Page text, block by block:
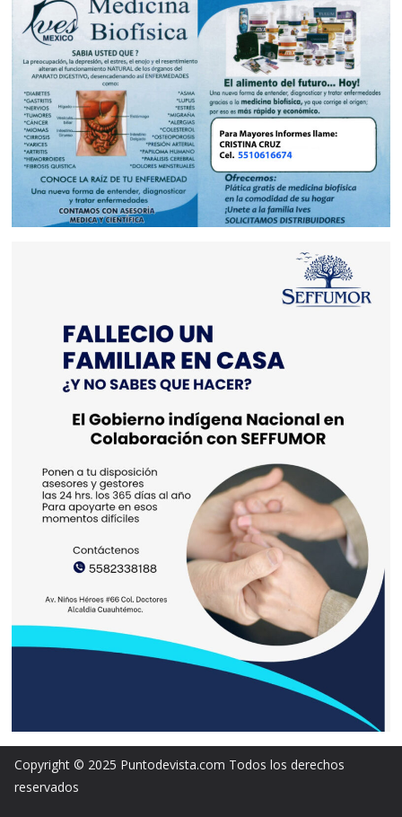
Copyright © 2025 Puntodevista.com Todos los derechos
reservados